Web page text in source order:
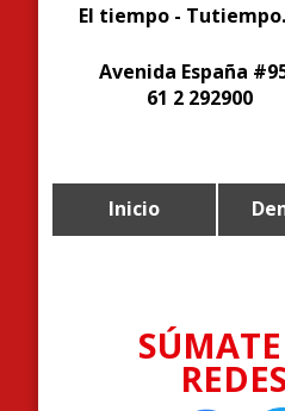
El tiempo -
Avenida España
61 2 292900
Inicio